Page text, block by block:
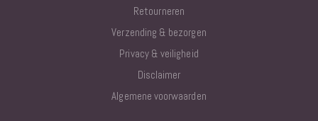
Retourneren
Verzending & bezorgen
Privacy & veiligheid
Disclaimer
Algemene voorwaarden